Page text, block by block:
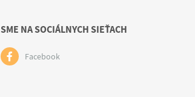
SME NA SOCIÁLNYCH SIEŤACH
Facebook